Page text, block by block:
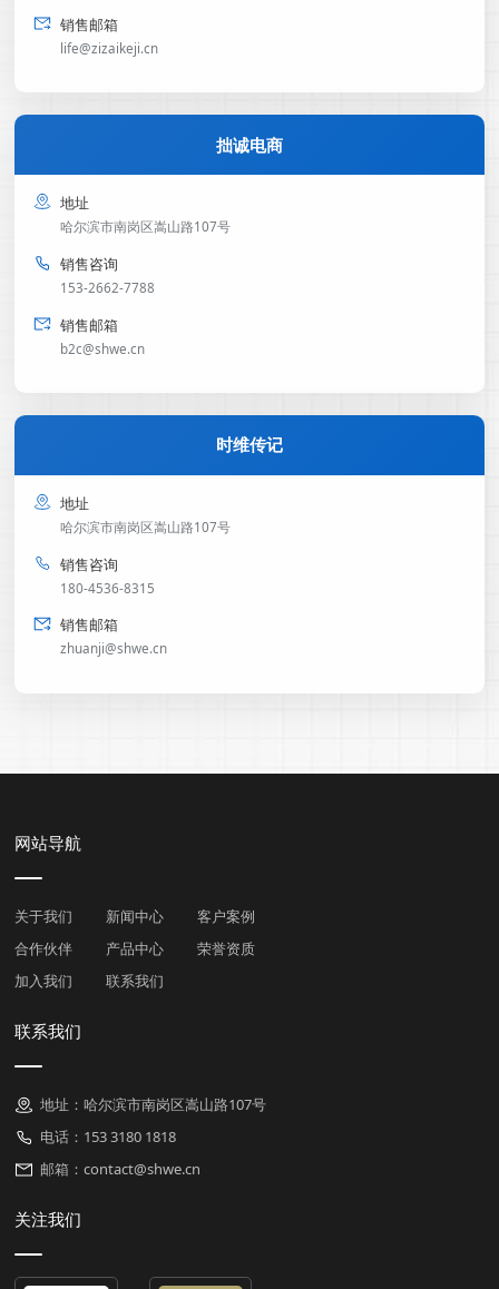
销售邮箱
life@zizaikeji.cn
拙诚电商
地址
哈尔滨市南岗区嵩山路107号
销售咨询
153-2662-7788
销售邮箱
b2c@shwe.cn
时维传记
地址
哈尔滨市南岗区嵩山路107号
销售咨询
180-4536-8315
销售邮箱
zhuanji@shwe.cn
网站导航
关于我们 新闻中心
客户案例
合作伙伴
产品中心
荣誉资质
加入我们
联系我们
联系我们
地址：哈尔滨市南岗区嵩山路107号
电话：153 3180 1818
邮箱：contact@shwe.cn
关注我们